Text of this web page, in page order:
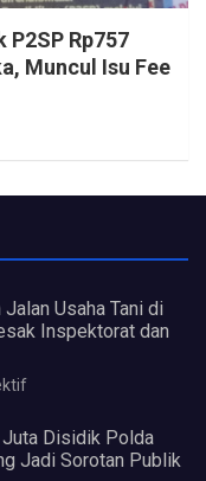
P2SP Rp757
Muncul Isu Fee
Usaha Tani di
Inspektorat dan
Juta Disidik Polda
Jadi Sorotan Publik